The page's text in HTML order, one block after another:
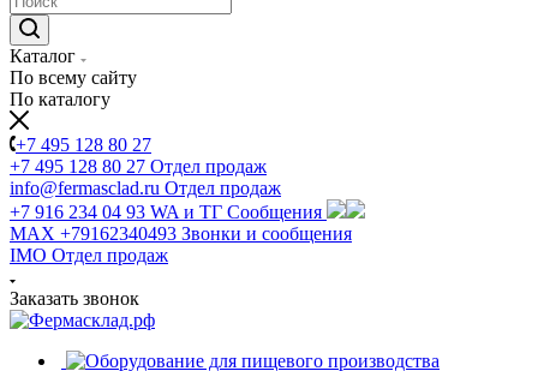
Каталог
По всему сайту
По каталогу
+7 495 128 80 27
+7 495 128 80 27 Отдел продаж
info@fermasclad.ru Отдел продаж
+7 916 234 04 93 WA и ТГ Сообщения
MAX +79162340493 Звонки и сообщения
IMO Отдел продаж
Заказать звонок